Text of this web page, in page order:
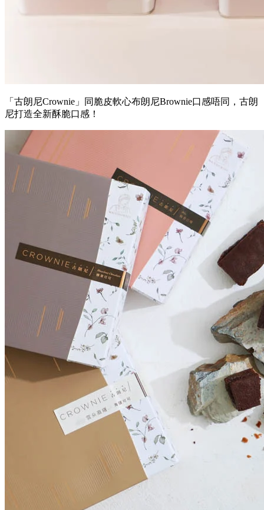
「古朗尼Crownie 」同脆皮軟心布朗尼Brownie口感唔同 ，古朗
尼打造全新酥脆口感！